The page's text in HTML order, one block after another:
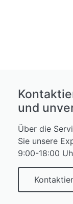
und
Über die
Sie unsere
9:00-18:00